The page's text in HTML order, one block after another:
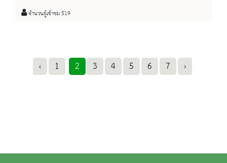
จำนวนผู้เข้าชม 519
‹ 1 2 3 4 5 6 7 ›